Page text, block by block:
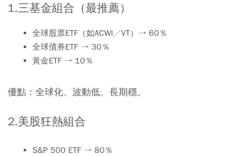
1.三基金組合（最推薦）
全球股票ETF（如ACWI╱VT）→ 60％
全球債券ETF → 30％
黃金ETF → 10％
優點：全球化、波動低、長期穩。
2.美股狂熱組合
S&P 500 ETF → 80％